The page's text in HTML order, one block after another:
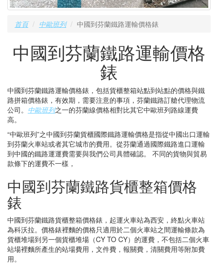
首頁 中歐班列 中國到芬蘭鐵路運輸價格錶
中國到芬蘭鐵路運輸價格
錶
中國到芬蘭鐵路運輸價格錶，包括貨櫃整箱站點到站點的價格與鐵
路拼箱價格錶，有效期，需要注意的事項，芬蘭鐵路訂艙代理物流
公司。 中歐班列之一的芬蘭線價格相對比其它中歐班列路線運費
高。
“中歐班列”之中國到芬蘭貨櫃國際鐵路運輸價格是指從中國出口運輸
到芬蘭火車站或者其它城市的費用。從芬蘭通過國際鐵路進口運輸
到中國的鐵路運運費需要與我們公司具體確認。 不同的貨物與貿易
款條下的運費不一樣，
中國到芬蘭鐵路貨櫃整箱價格
錶
中國到芬蘭鐵路貨櫃整箱價格錶，起運火車站為西安，終點火車站
為科沃拉。價格錶裡麵的價格只適用於二個火車站之間運輸條款為
貨櫃堆場到另一個貨櫃堆場（CY TO CY）的運費，不包括二個火車
站場裡麵所產生的站場費用，文件費，報關費，清關費用等附加費
用。